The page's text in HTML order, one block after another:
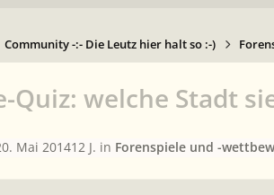
Community -:- Die Leutz hier halt so :-)
Quiz: welche Stadt
Mai 201412 J. in Forenspiele und -